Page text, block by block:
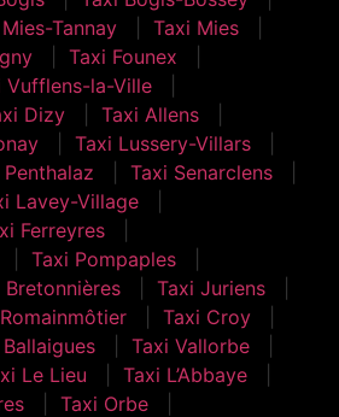
Tannay
Taxi Mies
Taxi Founex
Vufflens-la-Ville
Dizy
Taxi Allens
Taxi Lussery-Villars
Taxi Senarclens
Lavey-Village
Ferreyres
Taxi Pompaples
Bretonnières
Taxi Juriens
Taxi Croy
Taxi Vallorbe
Le Lieu
Taxi L’Abbaye
Taxi Orbe